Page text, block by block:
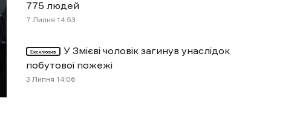
775 людей
7 Липня 14:53
Ексклюзив
У Змієві чоловік загинув унаслідок
побутової пожежі
3 Липня 14:06